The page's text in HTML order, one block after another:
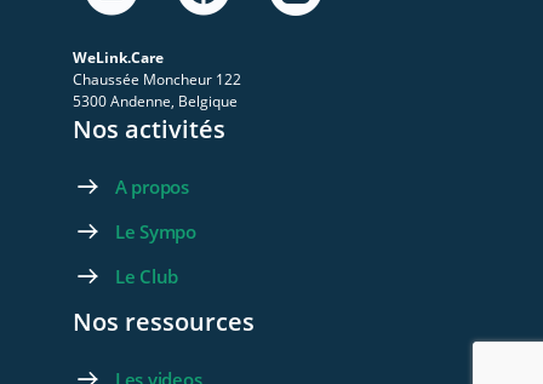
WeLink.Care
Chaussée Moncheur 122
5300 Andenne, Belgique
Nos activités
A propos
Le Sympo
Le Club
Nos ressources